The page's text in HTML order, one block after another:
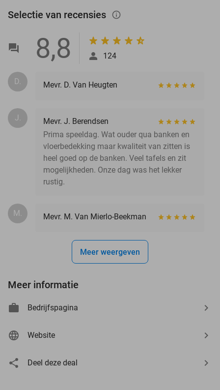
Selectie van recensies info_outlined
8,8 124
D. Mevr. D. Van Heugten
J.
Mevr. J. Berendsen
Prima speeldag. Wat ouder qua banken en
vloerbedekking maar kwaliteit van zitten is
heel goed op de banken. Veel tafels en zit
mogelijkheden. Onze dag was het lekker
rustig.
M. Mevr. M. Van Mierlo-Beekman
Meer weergeven
Meer informatie
Bedrijfspagina
Website
Deel deze deal